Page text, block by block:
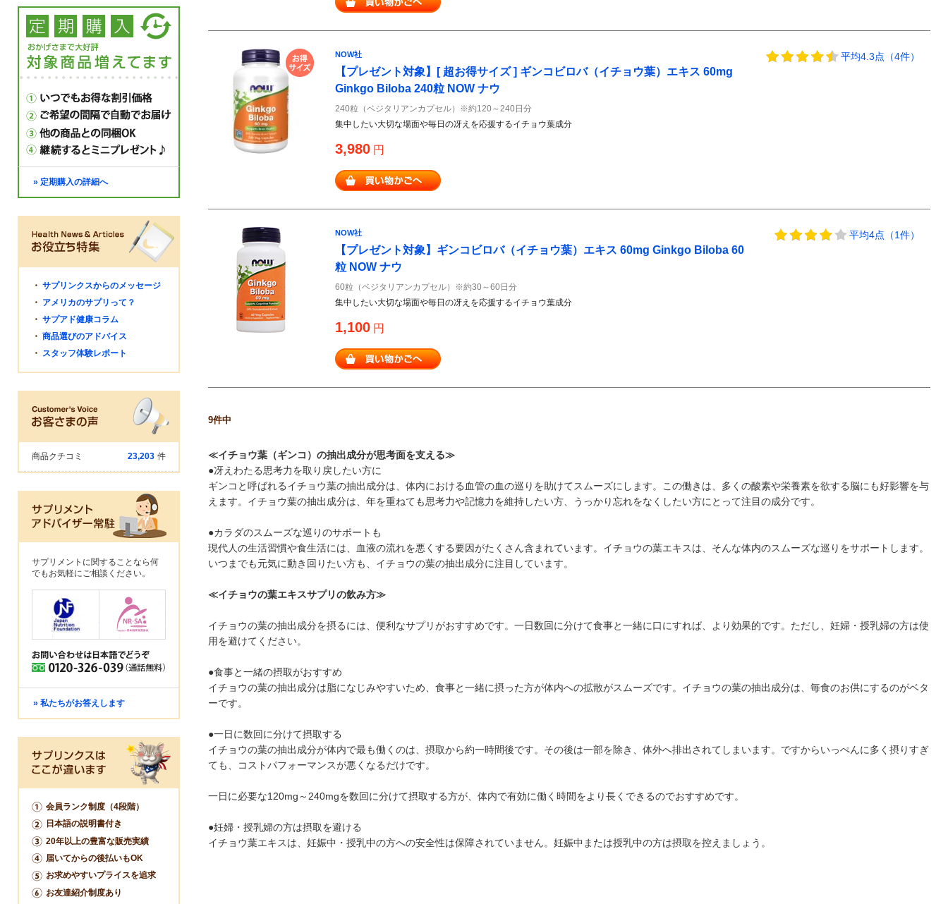
平均4.3点（4件）
NOW社
【プレゼント対象】[ 超お得サイズ ] ギンコビロバ（イチョウ葉）エキス 60mg
Ginkgo Biloba 240粒 NOW ナウ
240粒（ベジタリアンカプセル）※約120～240日分
集中したい大切な場面や毎日の冴えを応援するイチョウ葉成分
3,980 円
平均4点（1件）
NOW社
【プレゼント対象】ギンコビロバ（イチョウ葉）エキス 60mg Ginkgo Biloba 60
粒 NOW ナウ
60粒（ベジタリアンカプセル）※約30～60日分
集中したい大切な場面や毎日の冴えを応援するイチョウ葉成分
1,100 円
9件中
≪イチョウ葉（ギンコ）の抽出成分が思考面を支える≫
●冴えわたる思考力を取り戻したい方に
ギンコと呼ばれるイチョウ葉の抽出成分は、体内における血管の血の巡りを助けてスムーズにします。この働きは、多くの酸素や栄養素を欲する脳にも好影響を与
えます。イチョウ葉の抽出成分は、年を重ねても思考力や記憶力を維持したい方、うっかり忘れをなくしたい方にとって注目の成分です。
●カラダのスムーズな巡りのサポートも
現代人の生活習慣や食生活には、血液の流れを悪くする要因がたくさん含まれています。イチョウの葉エキスは、そんな体内のスムーズな巡りをサポートします。
いつまでも元気に動き回りたい方も、イチョウの葉の抽出成分に注目しています。
≪イチョウの葉エキスサプリの飲み方≫
イチョウの葉の抽出成分を摂るには、便利なサプリがおすすめです。一日数回に分けて食事と一緒に口にすれば、より効果的です。ただし、妊婦・授乳婦の方は使
用を避けてください。
●食事と一緒の摂取がおすすめ
イチョウの葉の抽出成分は脂になじみやすいため、食事と一緒に摂った方が体内への拡散がスムーズです。イチョウの葉の抽出成分は、毎食のお供にするのがベタ
ーです。
●一日に数回に分けて摂取する
イチョウの葉の抽出成分が体内で最も働くのは、摂取から約一時間後です。その後は一部を除き、体外へ排出されてしまいます。ですからいっぺんに多く摂りすぎ
ても、コストパフォーマンスが悪くなるだけです。
一日に必要な120mg～240mgを数回に分けて摂取する方が、体内で有効に働く時間をより長くできるのでおすすめです。
●妊婦・授乳婦の方は摂取を避ける
イチョウ葉エキスは、妊娠中・授乳中の方への安全性は保障されていません。妊娠中または授乳中の方は摂取を控えましょう。
» 定期購入の詳細へ
・ サプリンクスからのメッセージ
・ アメリカのサプリって？
・ サプアド健康コラム
・ 商品選びのアドバイス
・ スタッフ体験レポート
商品クチコミ 23,203 件
サプリメントに関することなら何
でもお気軽にご相談ください。
» 私たちがお答えします
会員ランク制度（4段階）
日本語の説明書付き
20年以上の豊富な販売実績
届いてからの後払いもOK
お求めやすいプライスを追求
お友達紹介制度あり